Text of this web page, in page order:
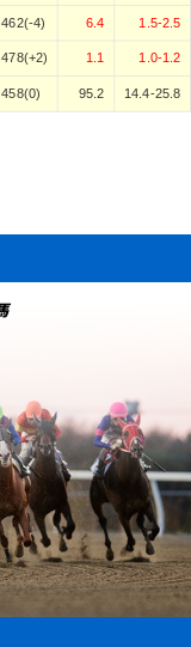
462(-4) 6.4 1.5-2.5
478(+2) 1.1 1.0-1.2
458(0) 95.2 14.4-25.8